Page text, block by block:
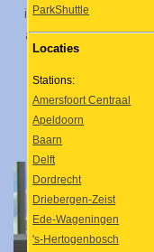
intercity's naar
andere treindienst
sprinter Uitgeest
onbekende SLT
ParkShuttle
Locaties
Stations:
Amersfoort Centraal
Apeldoorn
Baarn
Delft
Dordrecht
Driebergen-Zeist
Ede-Wageningen
's-Hertogenbosch